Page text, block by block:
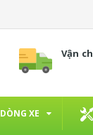
Vận
DÒNG XE